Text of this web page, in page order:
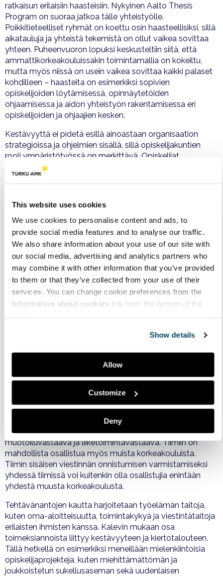
This website uses cookies
We use cookies to personalise content and ads, to
provide social media features and to analyse our traffic.
We also share information about your use of our site with
our social media, advertising and analytics partners who
may combine it with other information that you’ve provided
to them or that they’ve collected from your use of their
services. You can change cookie preferences from the
Information about cookies link from the bottom of the
Show details
Allow
Customize
Deny
ratkaisun erilaisiin haasteisiin. Nykyinen Aalto Thesis
Program on suoraa jatkoa tälle yhteistyölle.
Poikkitieteelliset ryhmät on koettu osin haasteellisiksi, sillä
aikatauluja ja yhteistä tekemistä on ollut vaikea sovittaa
yhteen. Puheenvuoron lopuksi keskusteltiin siitä, että
ammattikorkeakouluissakin toimintamallia on kokeiltu,
mutta myös niissä on usein vaikea sovittaa kaikki palaset
kohdilleen – haasteita on esimerkiksi sopivien
opiskelijoiden löytämisessä, opinnäytetöiden
ohjaamisessa ja aidon yhteistyön rakentamisessa eri
opiskelijoiden ja ohjaajien kesken.
Kestävyyttä ei pidetä esillä ainoastaan organisaation
strategioissa ja ohjelmien sisällä, sillä opiskelijakuntien
rooli ympäristötyössä on merkittävä. Opiskelijat
järjestävät omia tapahtumia, jotka saavat näkyvyyttä.
Osallistuminen ilmastolakkoon on yksi hyvä esimerkki
esimerkiksi kampuksen ympäristössä. Esimerkiksi
sosiaalisen median kanavissa on erilaisia kierrätysryhmiä
Otaniemen alueella.
Design Factoryssä ratkotaan työelämän tehtävänantoja
Iltapäivällä tutustuttiin Aalto Design Factoryyn professori
Kalevi Ekmanin johdolla (kuva 3). Design Factory on
oppimisympäristö, jossa pääpaino on tuotekehityksessä.
Toimintamalli on ollut käytössä jo yli 10 vuotta.
Design Thinking ongelmanratkaisu -menetelmissä
tarjoamalla asiantuntija- ja sponsoritukea sekä ratkaistavia
haasteita kursseille.
Poikkitieteellisten opiskelijaryhmien muodostaminen alkaa
tiimien vetäjien valinnalla, jossa psykologin avustuksella
selvitetään, kenellä opiskelijoista on kykyä johtaa tiimi
projektin loppuun saakka. Muita roolejatiimissä ovat mm.
muotoiluvastaava ja liiketoimintavastaava. Tiimiin on
mahdollista osallistua myös muista korkeakouluista.
Tiimin sisäisen viestinnän onnistumisen varmistamiseksi
yhdessä tiimissä voi kuitenkin olla osallistujia enintään
yhdestä muusta korkeakoulusta.
Tehtävänantojen kautta harjoitetaan työelämän taitoja,
kuten oma-aloitteisuutta, toimintakykyä ja viestintätaitoja
erilaisten ihmisten kanssa. Kalevin mukaan osa
toimeksiannoista liittyy kestävyyteen ja kiertotalouteen.
Tällä hetkellä on esimerkiksi meneillään mielenkiintoisia
opiskelijaprojekteja, kuten miehittämättömän ja
joukkoistetun sukellusaseman sekä uudenlaisen